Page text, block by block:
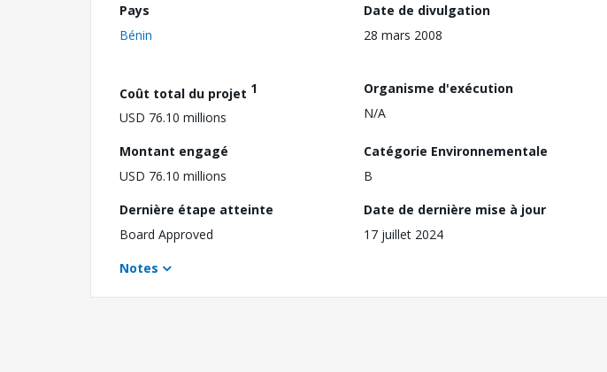
Pays
Bénin
Date de divulgation
28 mars 2008
Coût total du projet 1
USD 76.10 millions
Organisme d'exécution
N/A
Montant engagé
USD 76.10 millions
Catégorie Environnementale
B
Dernière étape atteinte
Board Approved
Date de dernière mise à jour
17 juillet 2024
Notes